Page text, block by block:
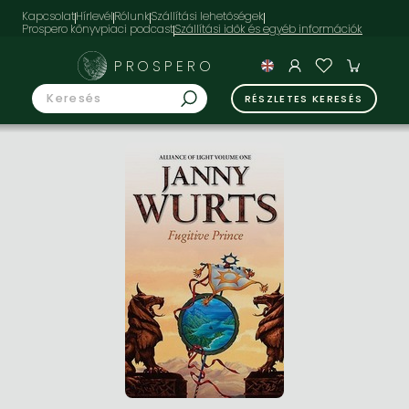
KapcsolatHírlevélRólunkSzállítási lehetőségek
Prospero könyvpiaci podcast
PROSPERO
RÉSZLETES KERESÉS